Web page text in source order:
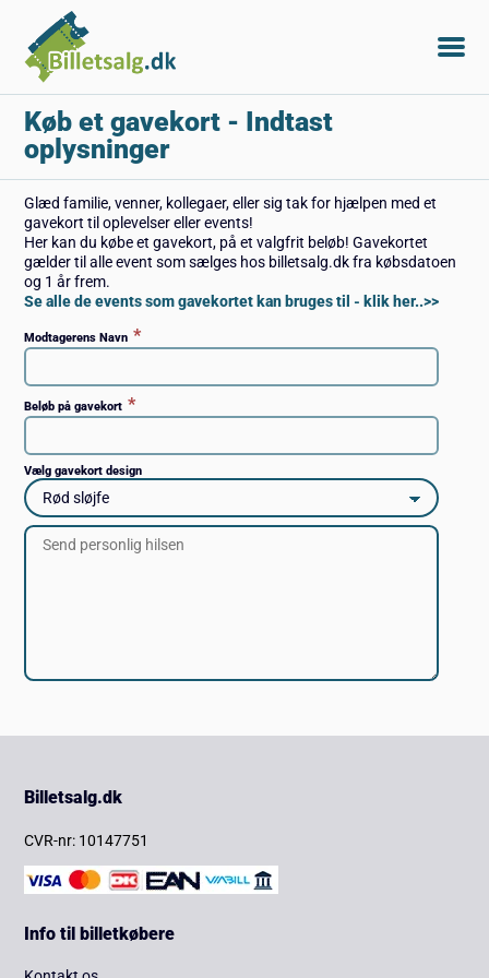
Køb et gavekort - Indtast
oplysninger
Glæd familie, venner, kollegaer, eller sig tak for hjælpen med et
gavekort til oplevelser eller events!
Her kan du købe et gavekort, på et valgfrit beløb! Gavekortet
gælder til alle event som sælges hos billetsalg.dk fra købsdatoen
og 1 år frem.
Se alle de events som gavekortet kan bruges til - klik her..>>
Modtagerens Navn *
Beløb på gavekort *
Vælg gavekort design
Billetsalg.dk
CVR-nr: 10147751
Info til billetkøbere